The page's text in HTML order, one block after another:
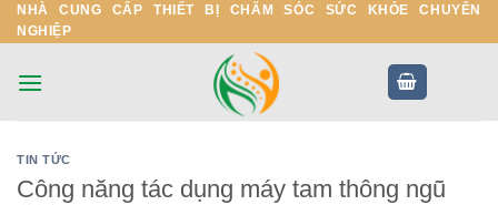
Skip
to
NHÀ CUNG CẤP THIẾT BỊ CHĂM SÓC SỨC KHỎE CHUYÊN
NGHIỆP
TIN TỨC
Công năng tác dụng máy tam thông ngũ